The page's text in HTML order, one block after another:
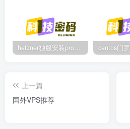
hetzner独服安装proxmox后，配置NAT网络（为单IP创建多个虚拟机做准备）
上一篇
国外VPS推荐